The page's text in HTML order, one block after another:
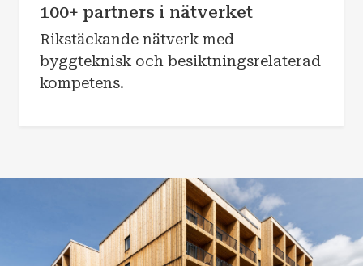
100+ partners i nätverket
Rikstäckande nätverk med
byggteknisk och besiktningsrelaterad
kompetens.